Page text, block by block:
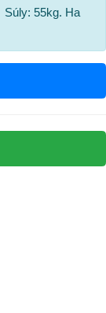
Súly: 55kg. Ha